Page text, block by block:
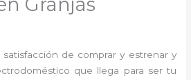
de comprar y estrenar y
que llega para ser tu